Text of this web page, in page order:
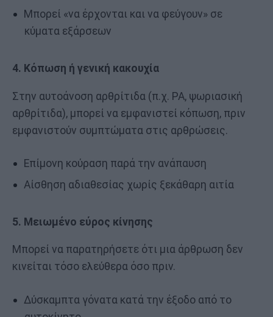
Μπορεί «να έρχονται και να φεύγουν» σε
κύματα εξάρσεων
4. Κόπωση ή γενική κακουχία
Στην αυτοάνοση αρθρίτιδα (π.χ. ΡΑ, ψωριασική
αρθρίτιδα), μπορεί να εμφανιστεί κόπωση, πριν
εμφανιστούν συμπτώματα στις αρθρώσεις.
Επίμονη κούραση παρά την ανάπαυση
Αίσθηση αδιαθεσίας χωρίς ξεκάθαρη αιτία
5. Μειωμένο εύρος κίνησης
Μπορεί να παρατηρήσετε ότι μια άρθρωση δεν
κινείται τόσο ελεύθερα όσο πριν.
Δύσκαμπτα γόνατα κατά την έξοδο από το